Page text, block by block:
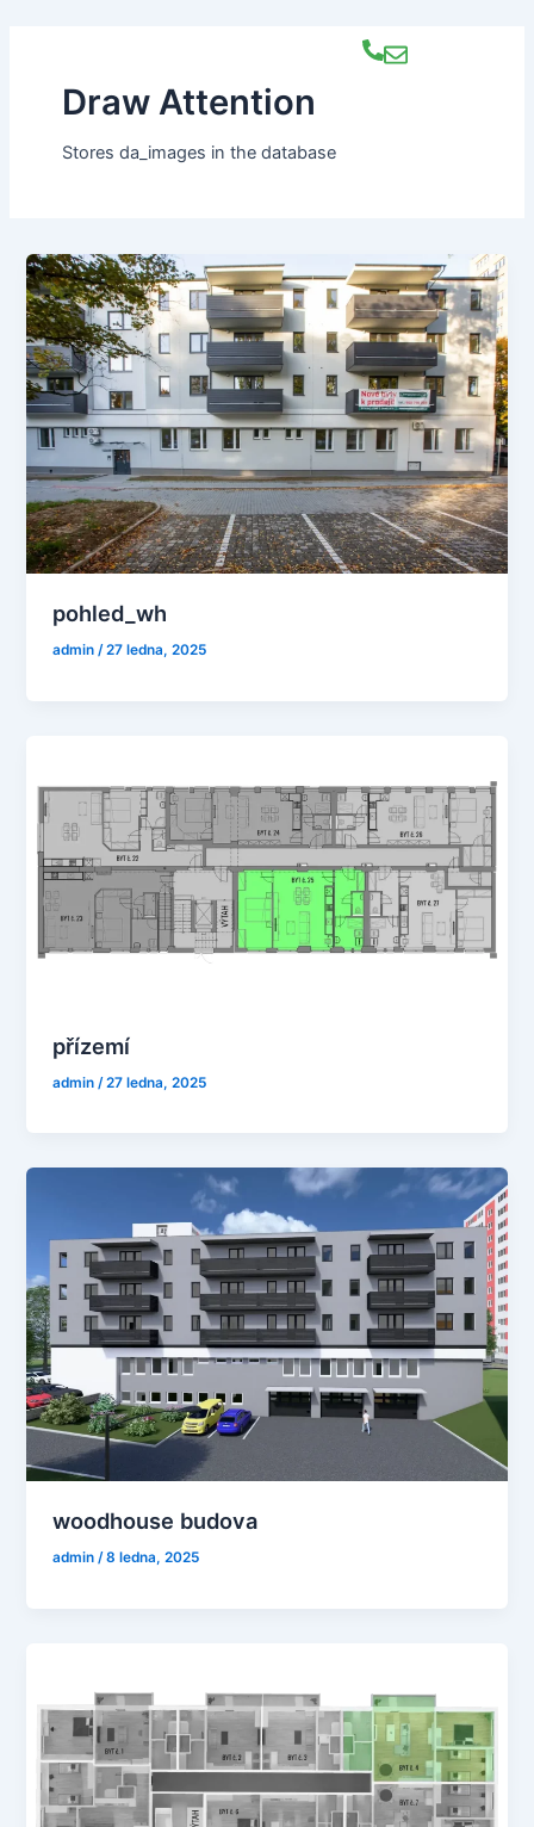
Draw Attention
Stores da_images in the database
pohled_wh
admin/27 ledna, 2025
přízemí
admin /27 ledna, 2025
woodhouse budova
admin/8 ledna, 2025